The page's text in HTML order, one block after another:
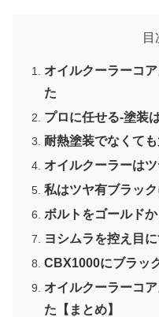
目
オイルクーラーコ
た
プロに任せる-塗装
耐熱塗装でなくて
オイルクーラーは
私はツヤ有ブラック
ボルトをゴールド
ヨシムラを控え目
CBX1000にブラッ
オイルクーラーコ
た【まとめ】